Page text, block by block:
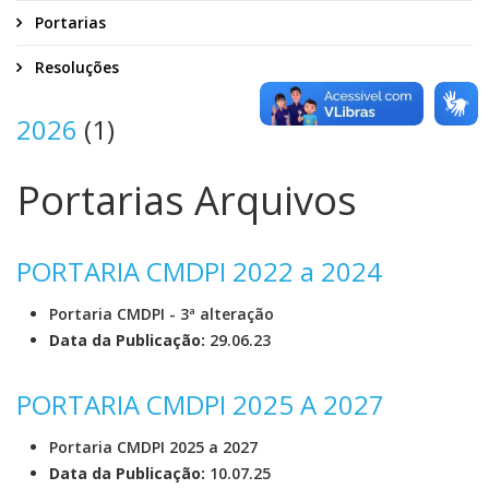
Portarias
Resoluções
2026 (1)
Portarias Arquivos
PORTARIA CMDPI 2022 a 2024
Portaria CMDPI - 3ª alteração
Data da Publicação: 29.06.23
PORTARIA CMDPI 2025 A 2027
Portaria CMDPI 2025 a 2027
Data da Publicação: 10.07.25